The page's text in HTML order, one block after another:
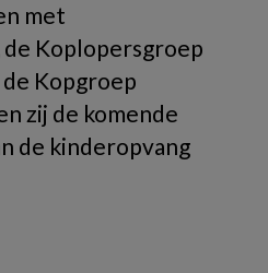
met
Koplopersgroep
Kopgroep
zij de komende
de kinderopvang